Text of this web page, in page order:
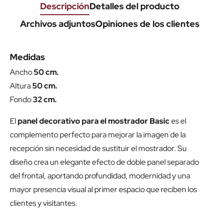
DescripciónDetalles del producto
Archivos adjuntosOpiniones de los clientes
Medidas
Ancho50 cm.
Altura50 cm.
Fondo32 cm.
Elpanel decorativo para el mostrador Basices el
complemento perfecto para mejorar la imagen de la
recepción sin necesidad de sustituir el mostrador. Su
diseño crea un elegante efecto de doble panel separado
del frontal, aportando profundidad, modernidad y una
mayor presencia visual al primer espacio que reciben los
clientes y visitantes.